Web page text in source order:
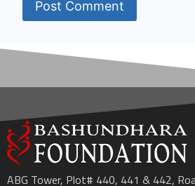
ABG Tower, Plot# 440, 441 & 442,